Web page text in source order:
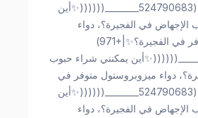
الفجيرة؟✨|+971)(524790683________((((((✨أين
الإجهاض في الفجيرة؟، دواء
ميزوبروستول متوفر في الفجيرة؟✨|+971)
يمكنني شراء حبوب
دواء ميزوبروستول متوفر في
الفجيرة؟✨|+971)(524790683________((((((✨أين
الإجهاض في الفجيرة؟، دواء